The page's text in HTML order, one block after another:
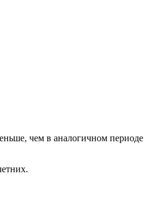
чем в аналогичном периоде